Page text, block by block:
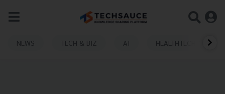
NEWS TECH & BIZ AI HEALTHTECH